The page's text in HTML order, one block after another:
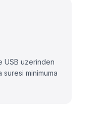
USB uzerinden
minimuma